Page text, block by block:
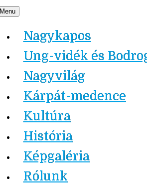
Skip
content
Nagykapos.ma
Nagykapos
Ung-vidék és
Nagyvilág
Kárpát-medence
Kultúra
História
Képgaléria
Rólunk